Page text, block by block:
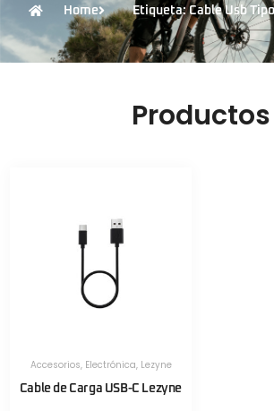
Home Etiqueta: Cable Usb
Productos
Accesorios, Electrónica, Lezyne
Cable de Carga USB-C Lezyne